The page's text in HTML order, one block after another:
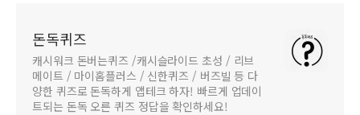
돈독퀴즈
캐시워크 돈버는퀴즈 /캐시슬라이드 초성 / 리브
메이트 / 마이홈플러스 / 신한퀴즈 / 버즈빌 등 다
양한 퀴즈로 돈독하게 앱테크 하자! 빠르게 업데이
트되는 돈독 오른 퀴즈 정답을 확인하세요!